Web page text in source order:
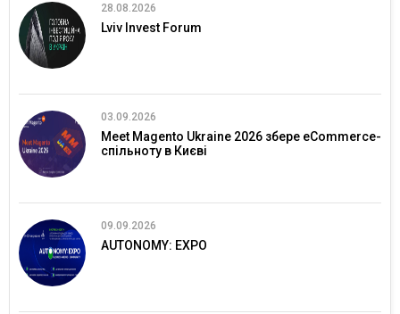
28.08.2026
Lviv Invest Forum
03.09.2026
Meet Magento Ukraine 2026 збере eCommerce-
спільноту в Києві
09.09.2026
AUTONOMY: EXPO